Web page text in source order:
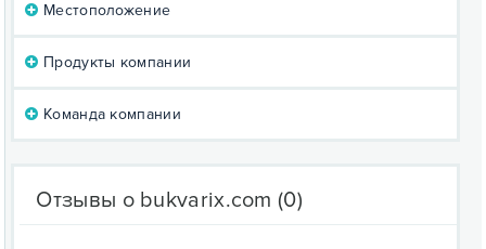
Местоположение
Продукты компании
Команда компании
Отзывы о bukvarix.com (0)